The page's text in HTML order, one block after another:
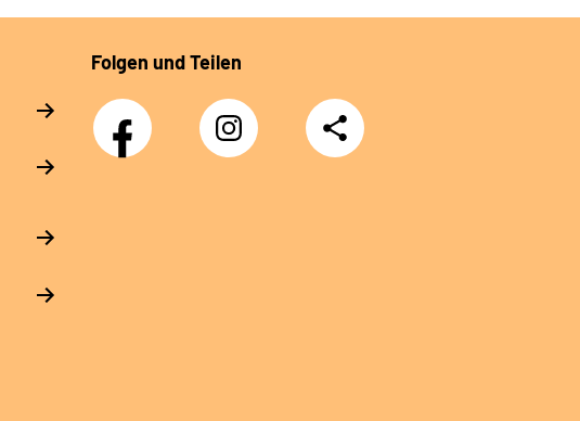
Folgen und Teilen
Facebook
Instagram
DRV
Nachwuchskräfte
Teilen